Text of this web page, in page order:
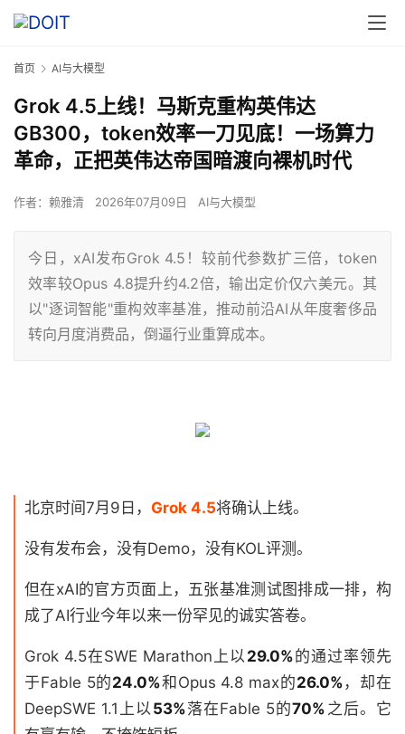
首页 AI与大模型
Grok 4.5上线！马斯克重构英伟达
GB300，token效率一刀见底！一场算力
革命，正把英伟达帝国暗渡向裸机时代
作者： 赖雅清 2026年07月09日 AI与大模型
今日，xAI发布Grok 4.5！较前代参数扩三倍，token
效率较Opus 4.8提升约4.2倍，输出定价仅六美元。其
以"逐词智能"重构效率基准，推动前沿AI从年度奢侈品
转向月度消费品，倒逼行业重算成本。
北京时间7月9日， Grok 4.5将确认上线。
没有发布会，没有Demo，没有KOL评测。
但在xAI的官方页面上，五张基准测试图排成一排，构
成了AI行业今年以来一份罕见的诚实答卷。
Grok 4.5在SWE Marathon上以 29.0%的通过率领先
于Fable 5的24.0%和Opus 4.8 max的26.0% ，却在
DeepSWE 1.1上以 53%落在Fable 5的70% 之后。它